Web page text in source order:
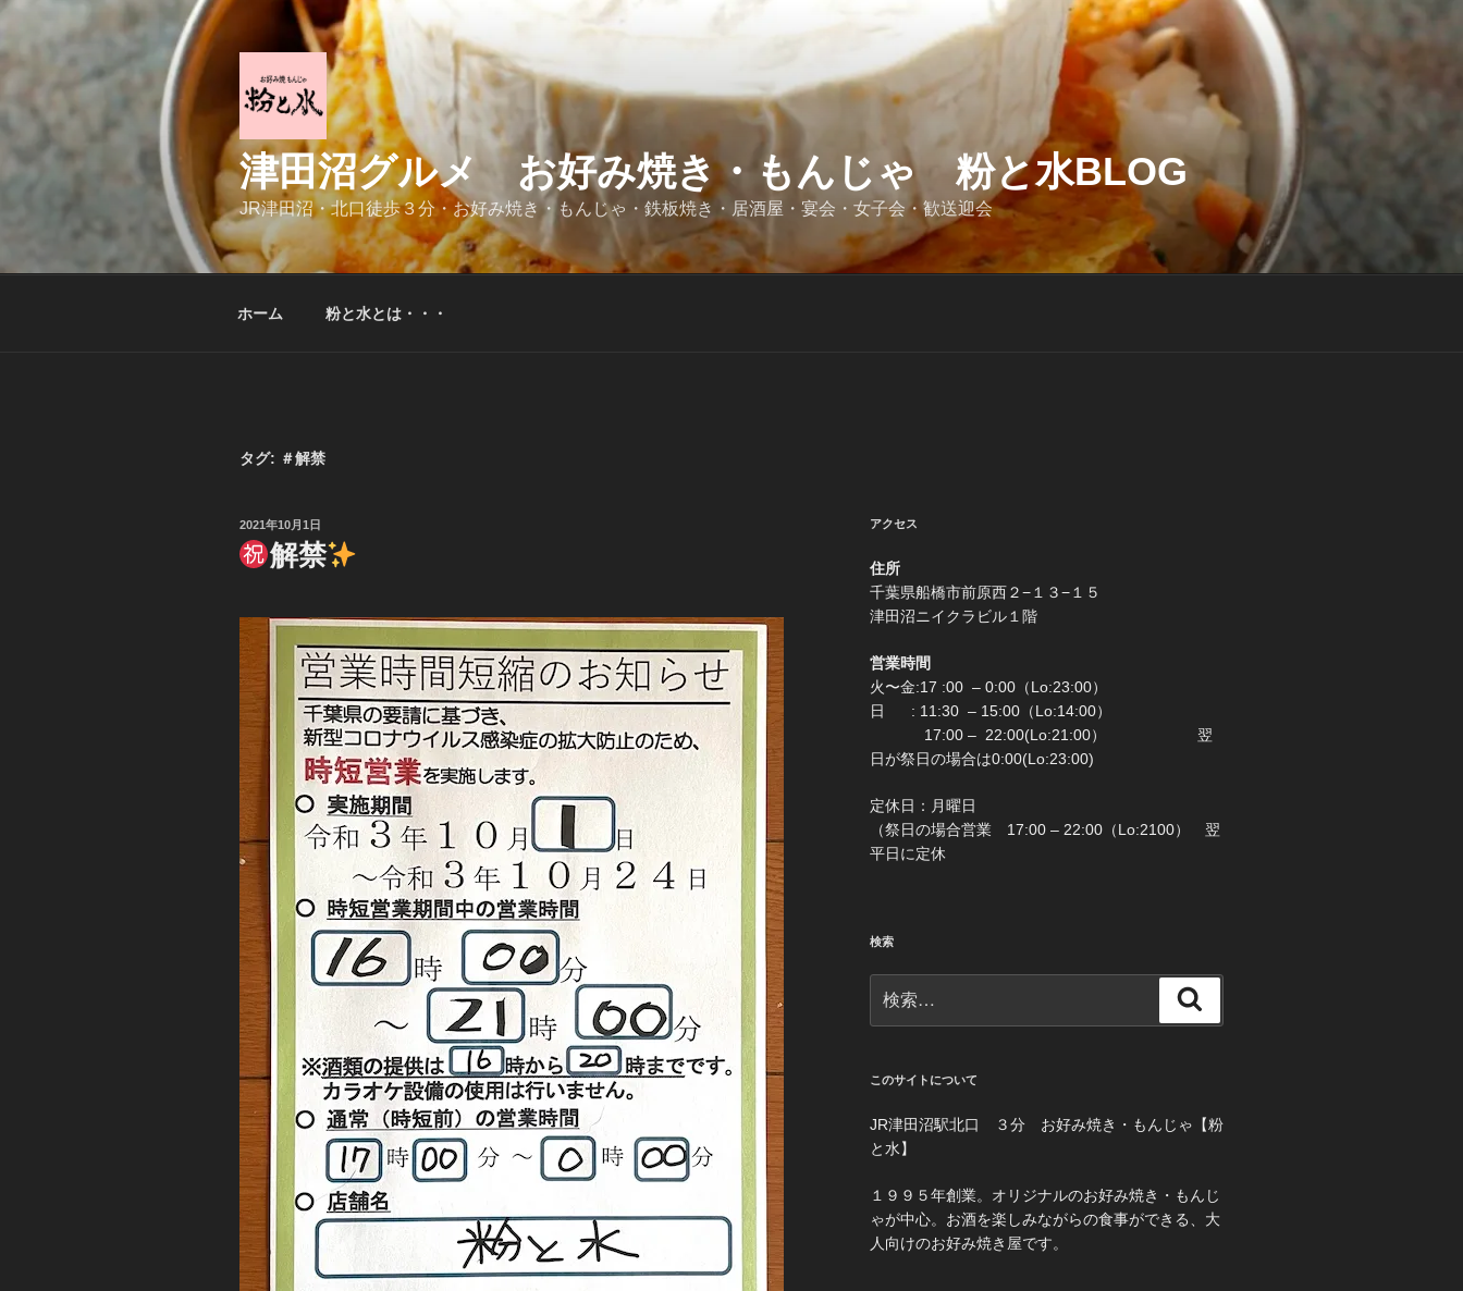
コ
津田沼グルメ お好み焼き・もんじゃ 粉と水BLOG
JR津田沼・北口徒歩３分・お好み焼き・もんじゃ・鉄板焼き・居酒屋・宴会・女子会・歓送迎会
ホーム 粉と水とは・・・
タグ: ＃解禁
投
稿
日:
2021年10月1日
解禁
アクセス
住所
千葉県船橋市前原西２−１３−１５
津田沼ニイクラビル１階
営業時間
火〜金:17 :00 – 0:00（Lo:23:00）
日 : 11:30 – 15:00（Lo:14:00）
17:00 – 22:00(Lo:21:00） 翌
日が祭日の場合は0:00(Lo:23:00)
定休日：月曜日
（祭日の場合営業 17:00 – 22:00（Lo:2100） 翌
平日に定休
検索
索:
索
このサイトについて
JR津田沼駅北口 ３分 お好み焼き・もんじゃ【粉
と水】
１９９５年創業。オリジナルのお好み焼き・もんじ
ゃが中心。お酒を楽しみながらの食事ができる、大
人向けのお好み焼き屋です。